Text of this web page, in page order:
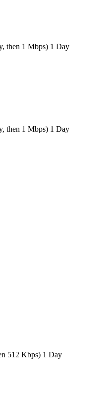
then 1 Mbps) 1 Day
then 1 Mbps) 1 Day
512 Kbps) 1 Day